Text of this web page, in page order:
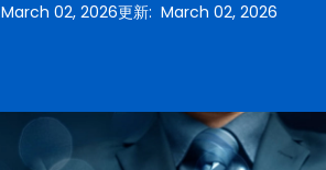
March 02, 2026更新: March 02, 2026